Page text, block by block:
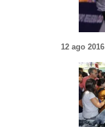
12 ago 2016